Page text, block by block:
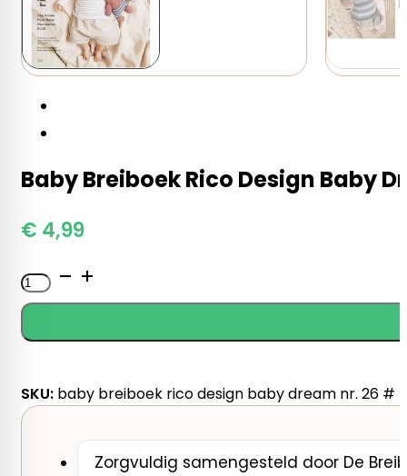
Baby Breiboek Rico Design Baby
€ 4,99
Baby
Breiboek
Design
Dream
nr.
aantal
SKU: baby breiboek rico design baby dream nr. 26 #
Zorgvuldig samengesteld door De